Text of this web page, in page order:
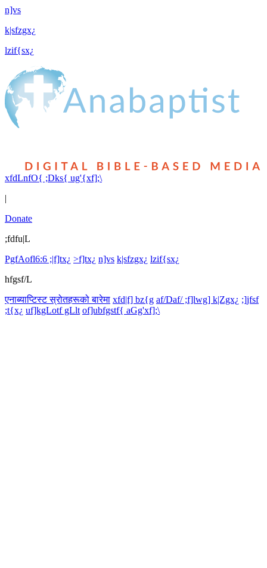
n]vs
k|sfzgx¿
lzif{sx¿
xfdLnfO{ ;Dks{ ug'{xf];\
|
Donate
;fdfu|L
PgfAofl6:6 ;|f]tx¿ >f]tx¿ n]vs k|sfzgx¿ lzif{sx¿
hfgsf/L
एनाब्याप्टिस्ट स्रोतहरूको बारेमा xfd|f] bz{g af/Daf/ ;f]lwg] k|Zgx¿ ;]jfsf
;t{x¿ uf]kgLotf gLlt of]ubfgstf{ aGg'xf];\